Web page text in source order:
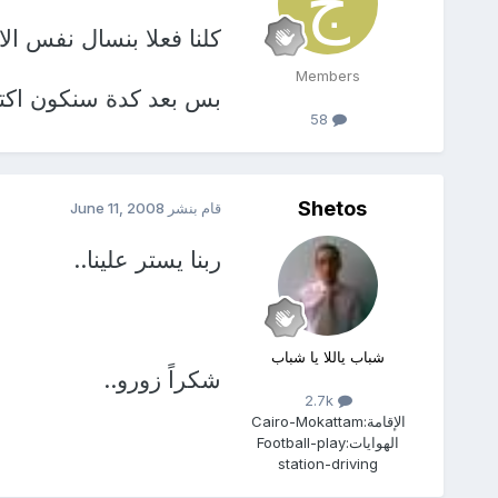
Members
كلنا فعلا بنسال نفس
بس بعد كدة سنكون
Shetos
شباب ياللا يا شباب
2.7k
الإقامة:Cairo-Mokattam
الهوايات:Football-play
station-driving
قام بنشر June 11, 2008
ربنا يستر علينا..
شكراً زورو..